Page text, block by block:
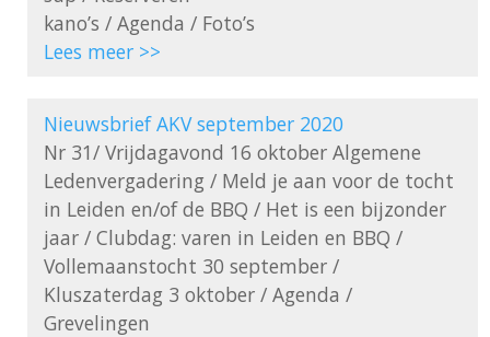
Lees meer >>
Nieuwsbrief AKV september 2020
Nr 31/ Vrijdagavond 16 oktober Algemene
Ledenvergadering / Meld je aan voor de tocht
in Leiden en/of de BBQ / Het is een bijzonder
jaar / Clubdag: varen in Leiden en BBQ /
Vollemaanstocht 30 september /
Kluszaterdag 3 oktober / Agenda /